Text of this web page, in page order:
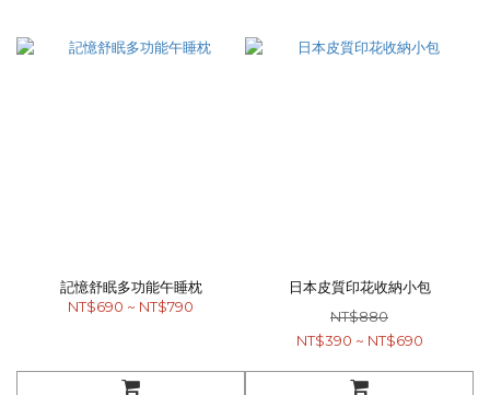
記憶舒眠多功能午睡枕
NT$690 ~ NT$790
日本皮質印花收納小包
NT$880
NT$390 ~ NT$690